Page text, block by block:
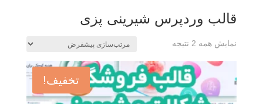
قالب وردپرس شیرینی پزی
نمایش همه 2 نتیجه
تخفیف!